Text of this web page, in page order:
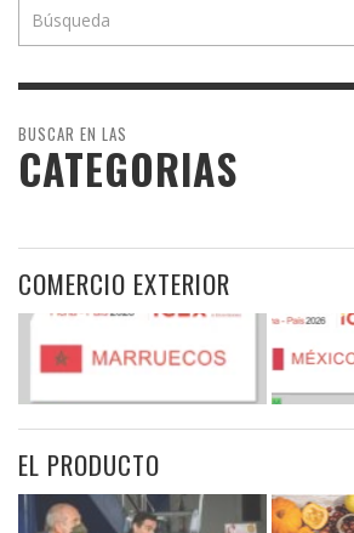
BUSCAR EN LAS
CATEGORIAS
COMERCIO EXTERIOR
EL PRODUCTO